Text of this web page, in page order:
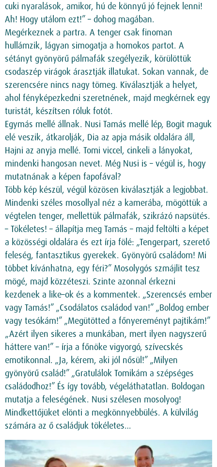
cuki nyaralások, amikor, hú de könnyű jó fejnek lenni!
Ah! Hogy utálom ezt!” – dohog magában.
Megérkeznek a partra. A tenger csak finoman
hullámzik, lágyan simogatja a homokos partot. A
sétányt gyönyörű pálmafák szegélyezik, körülöttük
csodaszép virágok árasztják illatukat. Sokan vannak, de
szerencsére nincs nagy tömeg. Kiválasztják a helyet,
ahol fényképezkedni szeretnének, majd megkérnek egy
turistát, készítsen róluk fotót.
Egymás mellé állnak. Nusi Tamás mellé lép, Bogit maguk
elé veszik, átkarolják, Dia az apja másik oldalára áll,
Hajni az anyja mellé. Tomi viccel, cinkeli a lányokat,
mindenki hangosan nevet. Még Nusi is – végül is, hogy
mutatnának a képen fapofával?
Több kép készül, végül közösen kiválasztják a legjobbat.
Mindenki széles mosollyal néz a kamerába, mögöttük a
végtelen tenger, mellettük pálmafák, szikrázó napsütés.
– Tökéletes! – állapítja meg Tamás – majd feltölti a képet
a közösségi oldalára és ezt írja fölé: „Tengerpart, szerető
feleség, fantasztikus gyerekek. Gyönyörű családom! Mi
többet kívánhatna, egy féri?” Mosolygós szmájlit tesz
mögé, majd közzéteszi. Szinte azonnal érkezni
kezdenek a like–ok és a kommentek. „Szerencsés ember
vagy Tamás!” „Csodálatos családod van!” „Boldog ember
vagy tesókám!” „Megütötted a főnyereményt pajtikám!”
„Azért ilyen sikeres a munkában, mert ilyen nagyszerű
háttere van!” – írja a főnöke vigyorgó, szívecskés
emotikonnal. „Ja, kérem, aki jól nősül!” „Milyen
gyönyörű család!” „Gratulálok Tomikám a szépséges
családodhoz!” És így tovább, végeláthatatlan. Boldogan
mutatja a feleségének. Nusi szélesen mosolyog!
Mindkettőjüket elönti a megkönnyebbülés. A külvilág
számára az ő családjuk tökéletes…